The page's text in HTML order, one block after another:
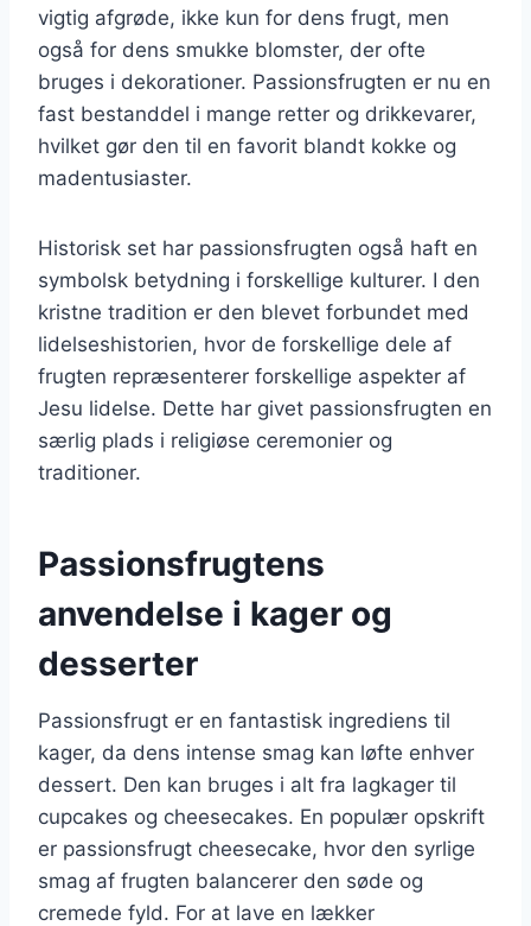
vigtig afgrøde, ikke kun for dens frugt, men
også for dens smukke blomster, der ofte
bruges i dekorationer. Passionsfrugten er nu en
fast bestanddel i mange retter og drikkevarer,
hvilket gør den til en favorit blandt kokke og
madentusiaster.
Historisk set har passionsfrugten også haft en
symbolsk betydning i forskellige kulturer. I den
kristne tradition er den blevet forbundet med
lidelseshistorien, hvor de forskellige dele af
frugten repræsenterer forskellige aspekter af
Jesu lidelse. Dette har givet passionsfrugten en
særlig plads i religiøse ceremonier og
traditioner.
Passionsfrugtens
anvendelse i kager og
desserter
Passionsfrugt er en fantastisk ingrediens til
kager, da dens intense smag kan løfte enhver
dessert. Den kan bruges i alt fra lagkager til
cupcakes og cheesecakes. En populær opskrift
er passionsfrugt cheesecake, hvor den syrlige
smag af frugten balancerer den søde og
cremede fyld. For at lave en lækker